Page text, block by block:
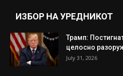
ИЗБОР НА УРЕДНИКОТ
Трамп:
целосно
July 31, 2026